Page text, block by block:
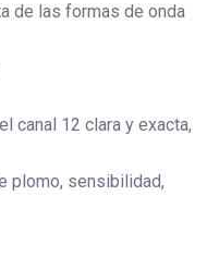
de las formas de onda
canal 12 clara y exacta,
plomo, sensibilidad,